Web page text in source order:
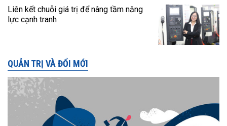
Liên kết chuỗi giá trị để nâng tầm năng
lực cạnh tranh
QUẢN TRỊ VÀ ĐỔI MỚI